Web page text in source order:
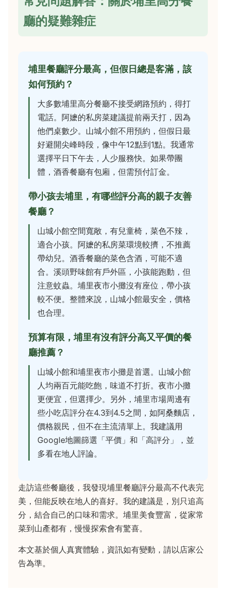
廳的疑難雜症
埔里餐廳評分最高，但假日總是客滿，該
如何預約？
大多數埔里高分餐廳不接受網路預約，得打
電話。阿嬷的私房菜建議提前兩天打，因為
他們桌數少。山城小館不用預約，但假日最
好避開尖峰時段，像中午12點到1點。我通常
選擇平日下午去，人少服務快。如果帶團
體，酒香餐廳有包廂，但需預付訂金。
帶小孩去埔里，有哪些評分高的親子友善
餐廳？
山城小館空間寬敞，有兒童椅，菜色不辣，
適合小孩。阿嬷的私房菜環境較擠，不推薦
帶幼兒。酒香餐廳的菜色含酒，可能不適
合。溪頭野味館有戶外區，小孩能跑動，但
注意蚊蟲。埔里夜市小攤沒有座位，帶小孩
較不便。整體來說，山城小館最安全，價格
也合理。
預算有限，埔里有沒有評分高又平價的餐
廳推薦？
山城小館和埔里夜市小攤是首選。山城小館
人均兩百元能吃飽，味道不打折。夜市小攤
更便宜，但選擇少。另外，埔里市場周邊有
些小吃店評分在4.3到4.5之間，如阿桑麵店，
價格親民，但不在主流清單上。我建議用
Google地圖篩選「平價」和「高評分」，並
多看在地人評論。
走訪這些餐廳後，我發現埔里餐廳評分最高不代表完
美，但能反映在地人的喜好。我的建議是，別只追高
分，結合自己的口味和需求。埔里美食豐富，從家常
菜到山產都有，慢慢探索會有驚喜。
本文基於個人真實體驗，資訊如有變動，請以店家公
告為準。